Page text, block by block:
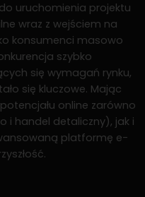
uruchomienia projektu
wraz z wejściem na
konsumenci masowo
szybko
się wymagań rynku,
się kluczowe. Mając
online zarówno
i handel detaliczny), jak i
platformę e-